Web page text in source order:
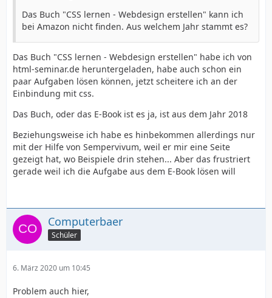
Das Buch "CSS lernen - Webdesign erstellen" kann ich
bei Amazon nicht finden. Aus welchem Jahr stammt es?
Das Buch "CSS lernen - Webdesign erstellen" habe ich von
html-seminar.de heruntergeladen, habe auch schon ein
paar Aufgaben lösen können, jetzt scheitere ich an der
Einbindung mit css.
Das Buch, oder das E-Book ist es ja, ist aus dem Jahr 2018
Beziehungsweise ich habe es hinbekommen allerdings nur
mit der Hilfe von Sempervivum, weil er mir eine Seite
gezeigt hat, wo Beispiele drin stehen... Aber das frustriert
gerade weil ich die Aufgabe aus dem E-Book lösen will
Computerbaer
Schüler
6. März 2020 um 10:45
Problem auch hier,